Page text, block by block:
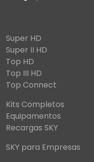
Super HD
Super II HD
Top HD
Top III HD
Top Connect
Kits Completos
Equipamentos
Recargas SKY
SKY para Empresas